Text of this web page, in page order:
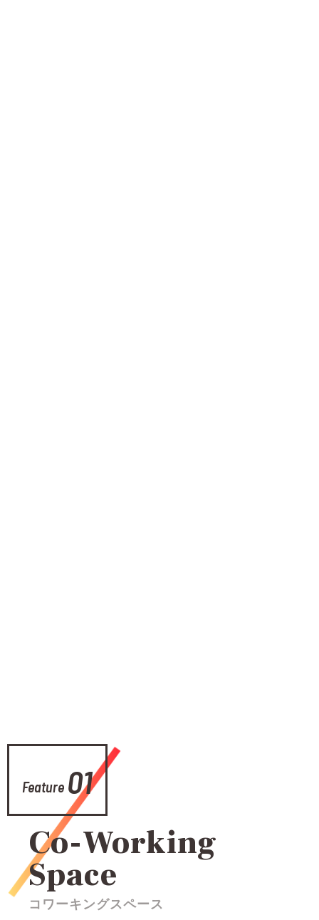
Feature 01
Co-Working
Space
コワーキングスペース